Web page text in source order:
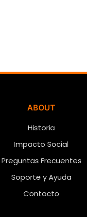
ABOUT
Historia
Impacto Social
Preguntas Frecuentes
Soporte y Ayuda
Contacto